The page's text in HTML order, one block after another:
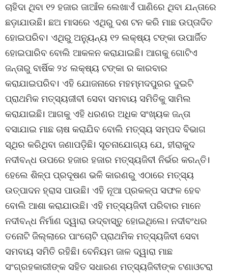
ଚାହିଦା ଥିବା ୧୨ ହଜାର ଜାଆଁଳ ଲେଖାଏଁ ପାଣିରେ ଥିବା ଯନ୍ତାରେ
ଛଡ଼ାଯାଉଛି। ଛଅ ମାସରେ ଏଥିରୁ ଦଶ ଟନ କରି ମାଛ ଉପ୍ତାଦିତ
ହୋଇପରିବ। ଏଥିରୁ ଅନ୍ୟୁନ୍ୟ ୧୨ ଲକ୍ଷ୍ୟ ଟଙ୍କା ଉପାର୍ଜିତ
ହୋଇପାରିବ ବୋଲି ଆକଳନ କରାଯାଇଛି। ଆଗକୁ ଗୋଟିଏ
ଜନ୍ତାରୁ ବାର୍ଷିକ ୨୪ ଲକ୍ଷ୍ୟ ଟଙ୍କା ର କାରବାର
କରାଯାଇପରିବ। ଏହି ଯୋଜନାରେ ମହମ୍ମଦପୁରର ଦୁଇଟି
ପ୍ରାଥମିକ ମତ୍ସ୍ୟଜୀବୀ ସେବା ସମବାୟ ସମିତିକୁ ସାମିଲ
କରାଯାଇଛି। ଆଗକୁ ଏହି ଧରଣର ଅଧିକ ସଂଖ୍ୟକ ଜନ୍ତା
ବସାଯାଇ ମାଛ ଚାଷ କରାଯିବ ବୋଲି ମତ୍ସ୍ୟ ସମ୍ପଦ ବିଭାଗ
ସ୍ଥିର କରିଥିବା ଜଣାପଡ଼ିଛି। ସୂଚନାଯୋଗ୍ୟ ଯେ, ହୀରାକୁଦ
ନଦୀବନ୍ଧ ଉପରେ ହଜାର ହଜାର ମତ୍ସ୍ୟଜିବୀ ନିର୍ଭର କରନ୍ତି।
ହେଲେ ଶିଳ୍ପ ପ୍ରଦୂଷଣ ଭଳି କାରଣରୁ ଏଠାରେ ମତ୍ସ୍ୟ
ଉତ୍ପାଦନ ହ୍ରାସ ପାଉଛି। ଏହି ନୂଆ ପ୍ରକଳ୍ପ ସଫଳ ହେବ
ବୋଲି ଆଶା କରାଯାଉଛି। ଏହି ମତ୍ସ୍ୟଜିବୀ ପରିବାର ମାନେ
ନଦୀବନ୍ଧ ନିର୍ମାଣ ଦ୍ୱାରା ଉଦ୍ବାସ୍ତୁ ହୋଇଥିଲେ। ନଦୀବଂଧର
ତନୋଟି ଜିଲ୍ଲାରେ ପାଂଚୋଟି ପ୍ରାଥମିକ ମତ୍ସ୍ୟଜିବୀ ସେବା
ସମବାୟ ସମିତି ରହିଛି। ବେନିୟମ ଜାଳ ଦ୍ୱାରା ମାଛ
ସଂଗ୍ରହକାରୀଙ୍କ ସହିତ ସଧାରଣ ମତ୍ସ୍ୟଜିବୀଙ୍କ ଟଣାଓଟରା